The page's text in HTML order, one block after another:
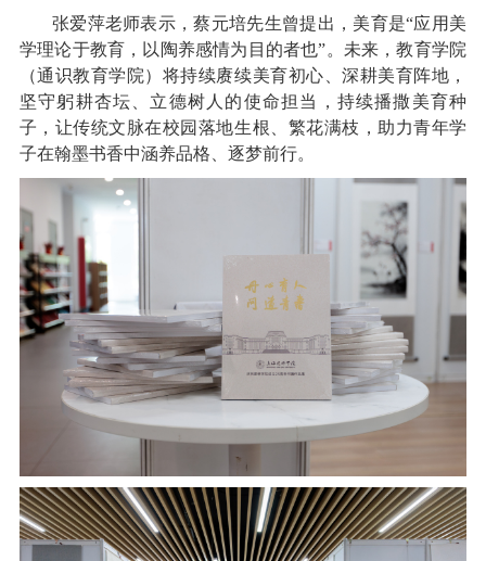
张爱萍老师表示，蔡元培先生曾提出，美育是“应用美
学理论于教育，以陶养感情为目的者也”。未来，教育学院
（通识教育学院）将持续赓续美育初心、深耕美育阵地，
坚守躬耕杏坛、立德树人的使命担当，持续播撒美育种
子，让传统文脉在校园落地生根、繁花满枝，助力青年学
子在翰墨书香中涵养品格、逐梦前行。